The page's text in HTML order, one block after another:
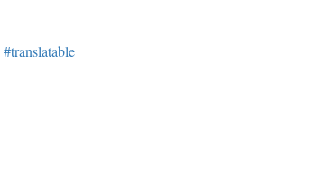
#translatable